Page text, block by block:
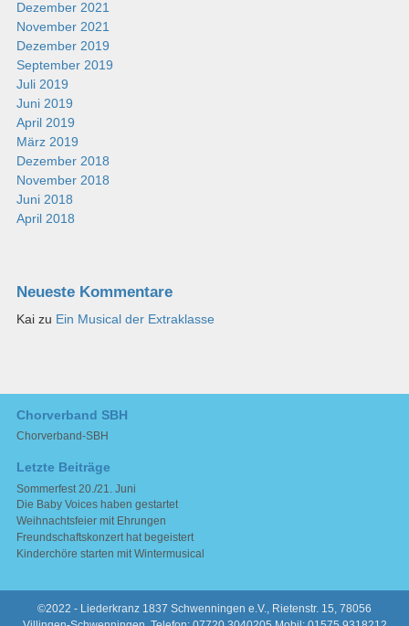
Dezember 2021
November 2021
Dezember 2019
September 2019
Juli 2019
Juni 2019
April 2019
März 2019
Dezember 2018
November 2018
Juni 2018
April 2018
Neueste Kommentare
Kaizu Ein Musical der Extraklasse
Chorverband SBH
Chorverband-SBH
Letzte Beiträge
Sommerfest 20./21. Juni
Die Baby Voices haben gestartet
Weihnachtsfeier mit Ehrungen
Freundschaftskonzert hat begeistert
Kinderchöre starten mit Wintermusical
©2022 - Liederkranz 1837 Schwenningen e.V., Rietenstr. 15, 78056